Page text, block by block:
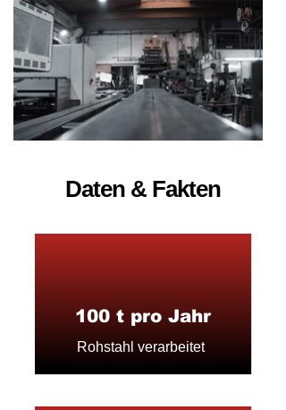
Daten & Fakten
100 t pro Jahr
Rohstahl verarbeitet